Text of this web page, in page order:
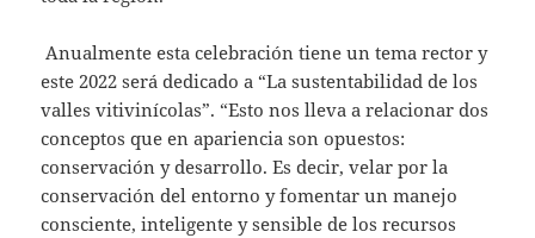
Anualmente esta celebración tiene un tema rector y
este 2022 será dedicado a “La sustentabilidad de los
valles vitivinícolas”. “Esto nos lleva a relacionar dos
conceptos que en apariencia son opuestos:
conservación y desarrollo. Es decir, velar por la
conservación del entorno y fomentar un manejo
consciente, inteligente y sensible de los recursos